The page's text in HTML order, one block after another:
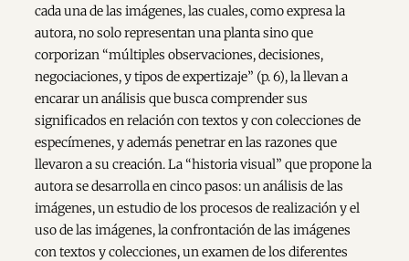
cada una de las imágenes, las cuales, como expresa la
autora, no solo representan una planta sino que
corporizan “múltiples observaciones, decisiones,
negociaciones, y tipos de expertizaje” (p. 6), la llevan a
encarar un análisis que busca comprender sus
significados en relación con textos y con colecciones de
especímenes, y además penetrar en las razones que
llevaron a su creación. La “historia visual” que propone la
autora se desarrolla en cinco pasos: un análisis de las
imágenes, un estudio de los procesos de realización y el
uso de las imágenes, la confrontación de las imágenes
con textos y colecciones, un examen de los diferentes